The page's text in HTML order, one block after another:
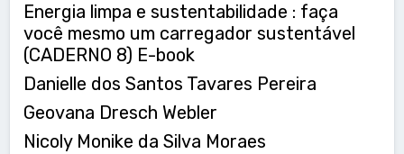
Energia limpa e sustentabilidade : faça
você mesmo um carregador sustentável
(CADERNO 8) E-book
Danielle dos Santos Tavares Pereira
Geovana Dresch Webler
Nicoly Monike da Silva Moraes